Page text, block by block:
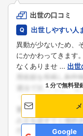
出世の口コミ
出世しやすい人
異動が少ないため、
にかかわってきます
なくありませ ... 出世
１分で無料登
Google